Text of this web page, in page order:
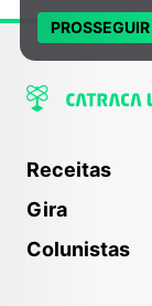
Receitas
Gira
Colunistas
PROSSEGUIR